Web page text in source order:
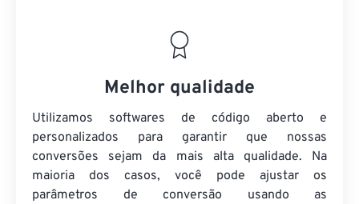
Melhor qualidade
Utilizamos softwares de código aberto e
personalizados para garantir que nossas
conversões sejam da mais alta qualidade. Na
maioria dos casos, você pode ajustar os
parâmetros de conversão usando as